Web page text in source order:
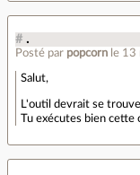
# .
Posté par popcorn le
Salut,
L'outil devrait se
Tu exécutes bien cette